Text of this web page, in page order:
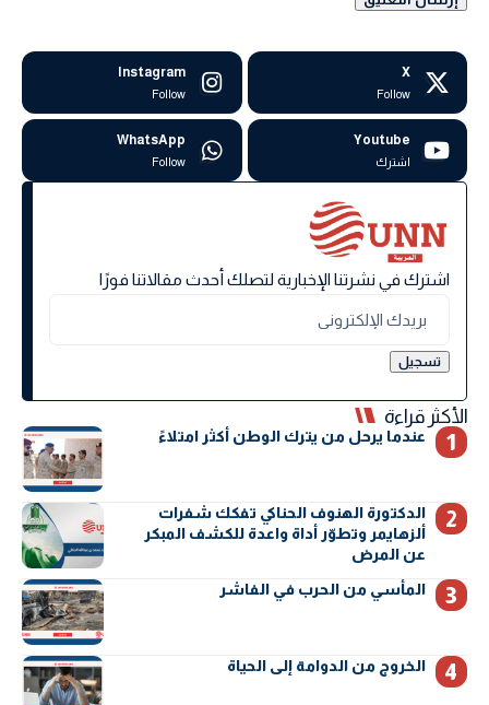
X
Follow
Instagram
Follow
Youtube
اشترك
WhatsApp
Follow
اشترك في نشرتنا الإخبارية لتصلك أحدث مقالاتنا فورًا
الأكثر قراءة
عندما يرحل من يترك الوطن أكثر امتلاءً
الدكتورة الهنوف الحناكي تفكك شفرات
ألزهايمر وتطوّر أداة واعدة للكشف المبكر
عن المرض
المأسي من الحرب في الفاشر
الخروج من الدوامة إلى الحياة